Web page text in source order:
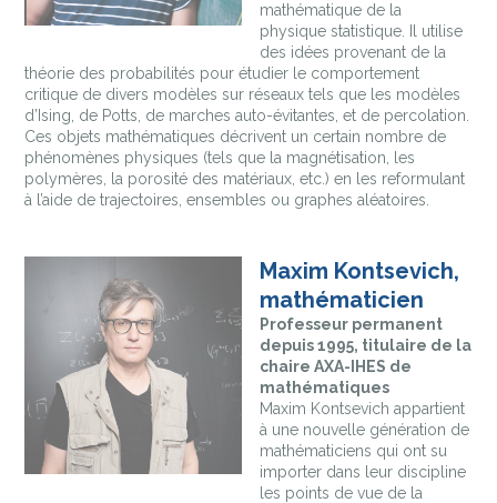
mathématique de la
physique statistique. Il utilise
des idées provenant de la
théorie des probabilités pour étudier le comportement
critique de divers modèles sur réseaux tels que les modèles
d’Ising, de Potts, de marches auto-évitantes, et de percolation.
Ces objets mathématiques décrivent un certain nombre de
phénomènes physiques (tels que la magnétisation, les
polymères, la porosité des matériaux, etc.) en les reformulant
à l’aide de trajectoires, ensembles ou graphes aléatoires.
Maxim Kontsevich,
mathématicien
Professeur permanent
depuis 1995, titulaire de la
chaire AXA-IHES de
mathématiques
Maxim Kontsevich appartient
à une nouvelle génération de
mathématiciens qui ont su
importer dans leur discipline
les points de vue de la